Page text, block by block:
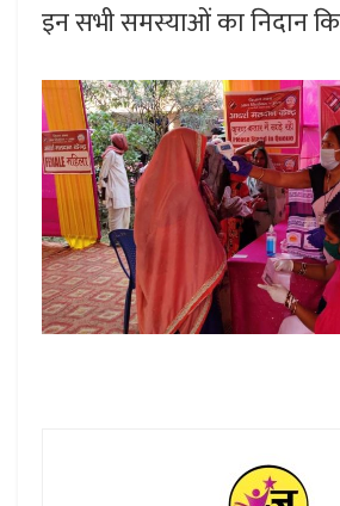
इन सभी समस्याओं का निदान